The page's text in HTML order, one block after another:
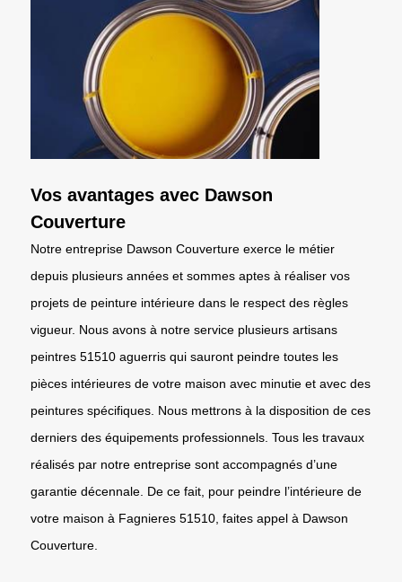
Vos avantages avec Dawson
Couverture
Notre entreprise Dawson Couverture exerce le métier
depuis plusieurs années et sommes aptes à réaliser vos
projets de peinture intérieure dans le respect des règles
vigueur. Nous avons à notre service plusieurs artisans
peintres 51510 aguerris qui sauront peindre toutes les
pièces intérieures de votre maison avec minutie et avec des
peintures spécifiques. Nous mettrons à la disposition de ces
derniers des équipements professionnels. Tous les travaux
réalisés par notre entreprise sont accompagnés d’une
garantie décennale. De ce fait, pour peindre l’intérieure de
votre maison à Fagnieres 51510, faites appel à Dawson
Couverture.